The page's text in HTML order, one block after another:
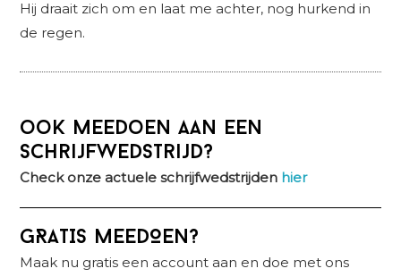
Hij draait zich om en laat me achter, nog hurkend in
de regen.
ook meedoen aan een
schrijfwedstrijd?
Check onze actuele schrijfwedstrijden hier
Primaire
Sidebar
GRATIS MEEDOEN?
Maak nu gratis een account aan en doe met ons